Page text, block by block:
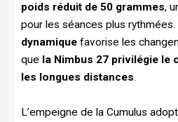
poids réduit de 50 grammes,
pour les séances plus rythmées.
dynamique favorise les
que la Nimbus 27 privilégie le
les longues distances.
L’empeigne de la Cumulus